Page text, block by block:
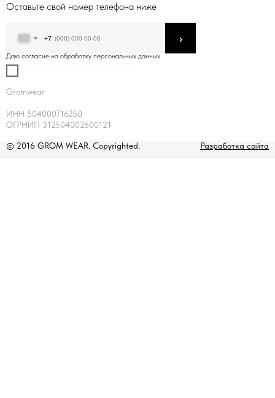
Gromwear
ИНН 504000716250
ОГРНИП 312504002600121
© 2016 GROM WEAR. Copyrighted. Разработка сайта
Оставьте свой номер телефона ниже
+7
Даю согласие на обработку персональных данных
›